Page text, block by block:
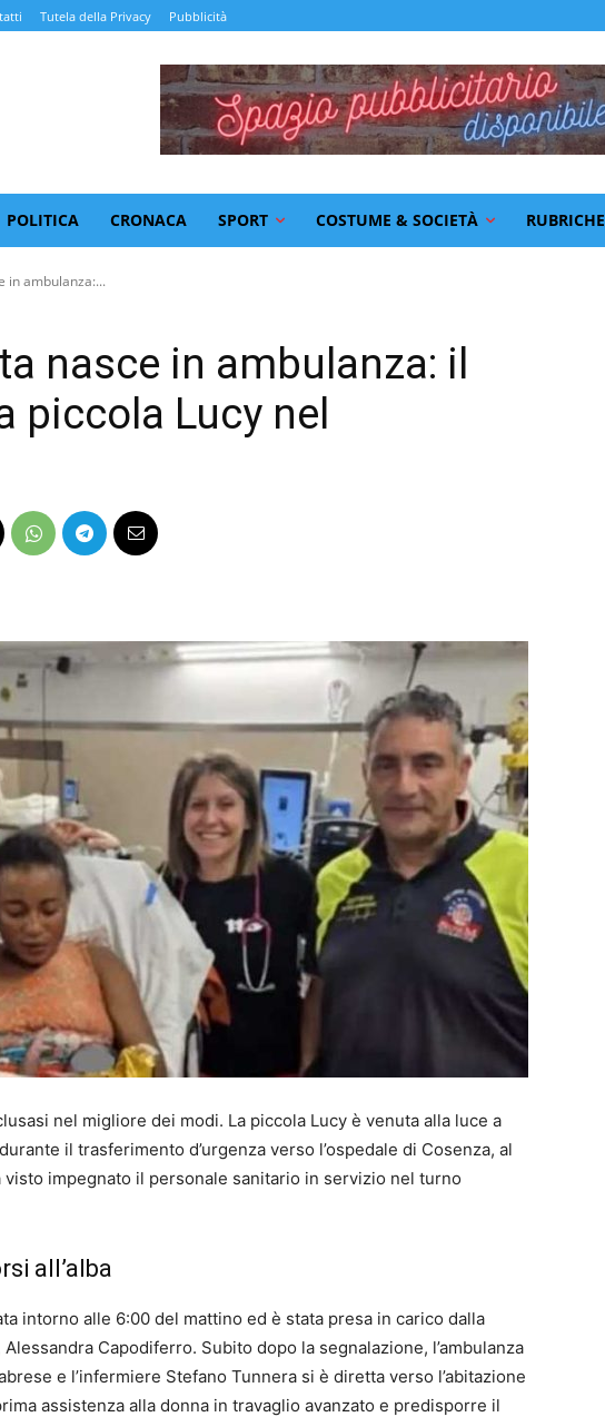
Tutela della Privacy Pubblicità
POLITICA CRONACA SPORT COSTUME & SOCIETÀ RUBRICHE
in ambulanza:...
nasce in ambulanza: il
piccola Lucy nel
nel migliore dei modi. La piccola Lucy è venuta alla luce a
il trasferimento d’urgenza verso l’ospedale di Cosenza, al
impegnato il personale sanitario in servizio nel turno
all’alba
intorno alle 6:00 del mattino ed è stata presa in carico dalla
Capodiferro. Subito dopo la segnalazione, l’ambulanza
e l’infermiere Stefano Tunnera si è diretta verso l’abitazione
assistenza alla donna in travaglio avanzato e predisporre il